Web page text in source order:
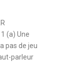
1 (a) Une
pas de jeu
parleur